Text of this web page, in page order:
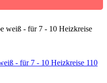
- für 7 - 10 Heizkreise 110